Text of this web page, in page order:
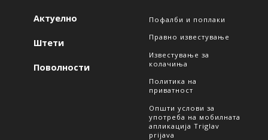
Актуелно
Штети
Поволности
Пофалби и поплаки
Правно известување
Известување за
колачиња
Политика на
приватност
Општи услови за
употреба на мобилната
апликација Triglav
prijava